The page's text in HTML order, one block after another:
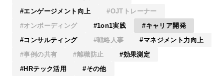
エンゲージメント向上
OJTトレーナー
オンボーディング
1on1実践
キャリア開発
コンサルティング
戦略人事
マネジメント力向上
事例の共有
離職防止
効果測定
HRテック活用
その他